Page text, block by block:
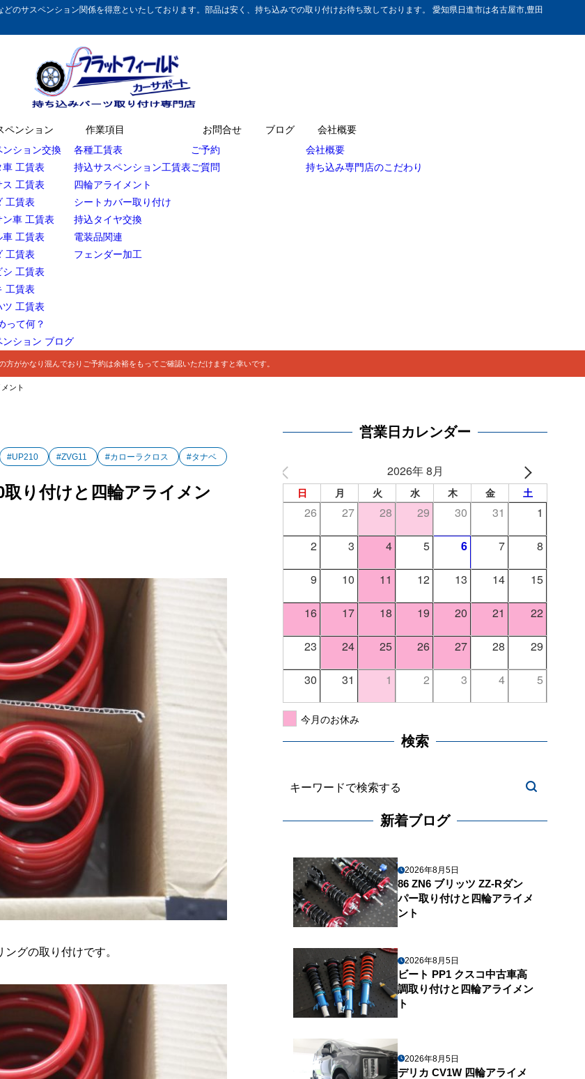
のサスペンション関係を得意といたしております。部品は安く、持ち込みでの取り付けお待ち致しております。 愛知県日進市は名古屋市,豊田
ペンション
ンション交換
車 工賃表
ス 工賃表
工賃表
ン車 工賃表
車 工賃表
工賃表
シ 工賃表
工賃表
ツ 工賃表
って何？
ンション ブログ
作業項目
各種工賃表
持込サスペンション工賃表
四輪アライメント
シートカバー取り付け
持込タイヤ交換
電装品関連
フェンダー加工
お問合せ
ご予約
ご質問
ブログ
会社概要
会社概要
持ち込み専門店のこだわり
方がかなり混んでおりご予約は余裕をもってご確認いただけますと幸いです。
ント
#UP210 #ZVG11 #カローラクロス #タナベ
り付けと四輪アライメン
グの取り付けです。
営業日カレンダー
2026年 8月
日 月 火 水 木 金 土
26 27 28 29 30 31 1
2 3 4 5 6 7 8
9 10 11 12 13 14 15
16 17 18 19 20 21 22
23 24 25 26 27 28 29
30 31 1 2 3 4 5
今月のお休み
検索
新着ブログ
2026年8月5日
86 ZN6 ブリッツ ZZ-Rダン
パー取り付けと四輪アライメ
ント
2026年8月5日
ビート PP1 クスコ中古車高
調取り付けと四輪アライメン
ト
2026年8月5日
デリカ CV1W 四輪アライメ